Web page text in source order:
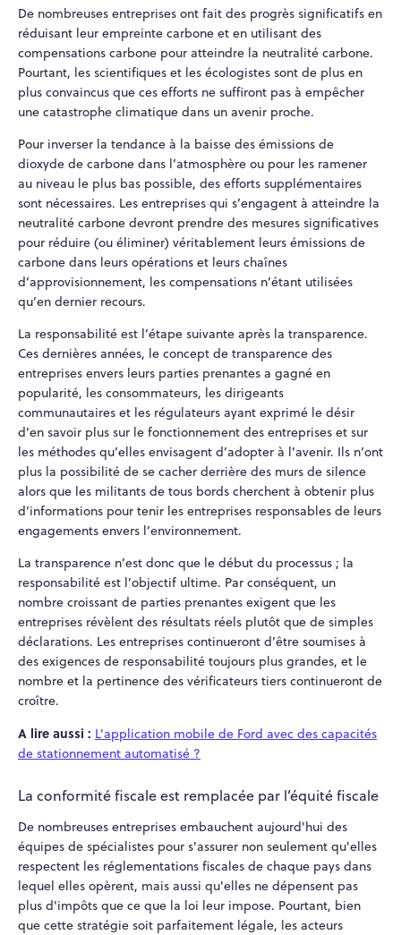
De nombreuses entreprises ont fait des progrès significatifs en
réduisant leur empreinte carbone et en utilisant des
compensations carbone pour atteindre la neutralité carbone.
Pourtant, les scientifiques et les écologistes sont de plus en
plus convaincus que ces efforts ne suffiront pas à empêcher
une catastrophe climatique dans un avenir proche.
Pour inverser la tendance à la baisse des émissions de
dioxyde de carbone dans l’atmosphère ou pour les ramener
au niveau le plus bas possible, des efforts supplémentaires
sont nécessaires. Les entreprises qui s’engagent à atteindre la
neutralité carbone devront prendre des mesures significatives
pour réduire (ou éliminer) véritablement leurs émissions de
carbone dans leurs opérations et leurs chaînes
d’approvisionnement, les compensations n’étant utilisées
qu’en dernier recours.
La responsabilité est l’étape suivante après la transparence.
Ces dernières années, le concept de transparence des
entreprises envers leurs parties prenantes a gagné en
popularité, les consommateurs, les dirigeants
communautaires et les régulateurs ayant exprimé le désir
d’en savoir plus sur le fonctionnement des entreprises et sur
les méthodes qu’elles envisagent d’adopter à l’avenir. Ils n’ont
plus la possibilité de se cacher derrière des murs de silence
alors que les militants de tous bords cherchent à obtenir plus
d’informations pour tenir les entreprises responsables de leurs
engagements envers l’environnement.
La transparence n’est donc que le début du processus ; la
responsabilité est l’objectif ultime. Par conséquent, un
nombre croissant de parties prenantes exigent que les
entreprises révèlent des résultats réels plutôt que de simples
déclarations. Les entreprises continueront d’être soumises à
des exigences de responsabilité toujours plus grandes, et le
nombre et la pertinence des vérificateurs tiers continueront de
croître.
A lire aussi : L'application mobile de Ford avec des capacités
de stationnement automatisé ?
La conformité fiscale est remplacée par l’équité fiscale
De nombreuses entreprises embauchent aujourd'hui des
équipes de spécialistes pour s'assurer non seulement qu'elles
respectent les réglementations fiscales de chaque pays dans
lequel elles opèrent, mais aussi qu'elles ne dépensent pas
plus d'impôts que ce que la loi leur impose. Pourtant, bien
que cette stratégie soit parfaitement légale, les acteurs